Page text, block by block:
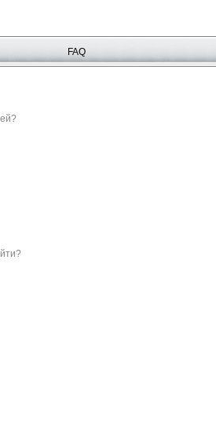
FAQ